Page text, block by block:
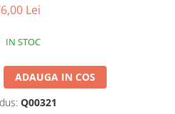
Lei
IN STOC
ADAUGA IN COS
Q00321